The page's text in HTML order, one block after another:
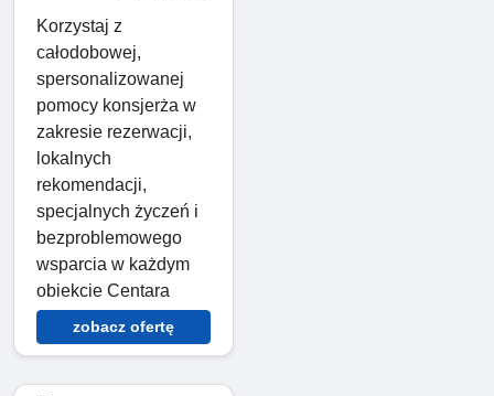
Korzystaj z
całodobowej,
spersonalizowanej
pomocy konsjerża w
zakresie rezerwacji,
lokalnych
rekomendacji,
specjalnych życzeń i
bezproblemowego
wsparcia w każdym
obiekcie Centara
zobacz ofertę